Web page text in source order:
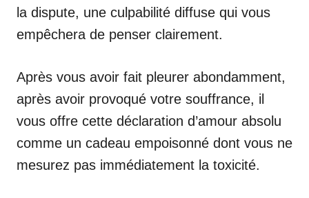
la dispute, une culpabilité diffuse qui vous
empêchera de penser clairement.
Après vous avoir fait pleurer abondamment,
après avoir provoqué votre souffrance, il
vous offre cette déclaration d’amour absolu
comme un cadeau empoisonné dont vous ne
mesurez pas immédiatement la toxicité.